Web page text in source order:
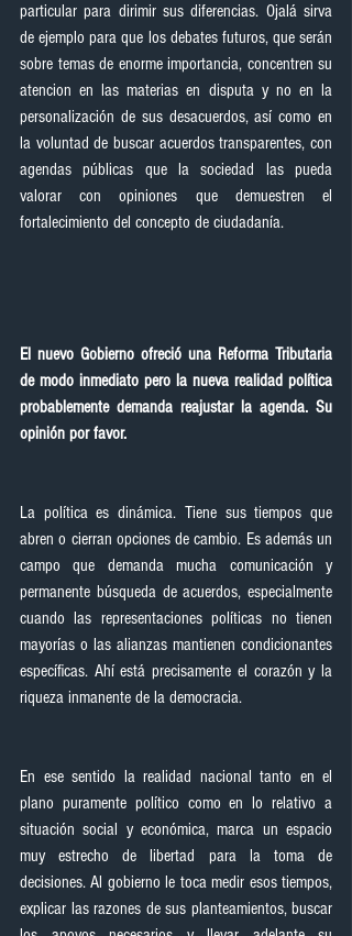
particular para dirimir sus diferencias. Ojalá sirva
de ejemplo para que los debates futuros, que serán
sobre temas de enorme importancia, concentren su
atencion en las materias en disputa y no en la
personalización de sus desacuerdos, así como en
la voluntad de buscar acuerdos transparentes, con
agendas públicas que la sociedad las pueda
valorar con opiniones que demuestren el
fortalecimiento del concepto de ciudadanía.
El nuevo Gobierno ofreció una Reforma Tributaria
de modo inmediato pero la nueva realidad política
probablemente demanda reajustar la agenda. Su
opinión por favor.
La política es dinámica. Tiene sus tiempos que
abren o cierran opciones de cambio. Es además un
campo que demanda mucha comunicación y
permanente búsqueda de acuerdos, especialmente
cuando las representaciones políticas no tienen
mayorías o las alianzas mantienen condicionantes
específicas. Ahí está precisamente el corazón y la
riqueza inmanente de la democracia.
En ese sentido la realidad nacional tanto en el
plano puramente político como en lo relativo a
situación social y económica, marca un espacio
muy estrecho de libertad para la toma de
decisiones. Al gobierno le toca medir esos tiempos,
explicar las razones de sus planteamientos, buscar